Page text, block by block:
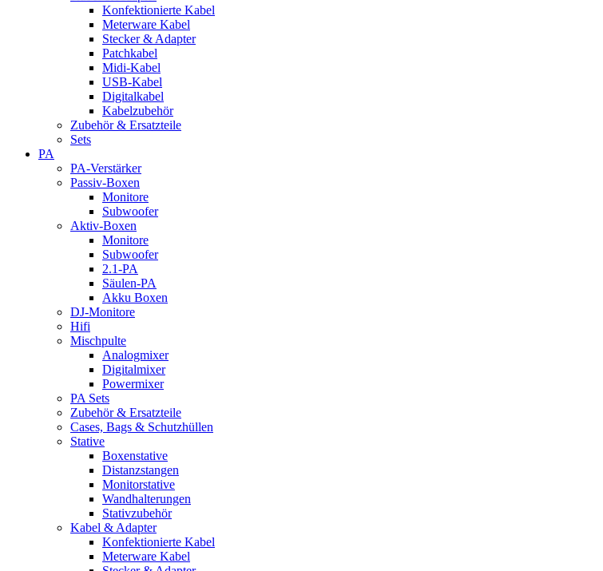
Konfektionierte Kabel
Meterware Kabel
Stecker & Adapter
Patchkabel
Midi-Kabel
USB-Kabel
Digitalkabel
Kabelzubehör
Zubehör & Ersatzteile
Sets
PA
PA-Verstärker
Passiv-Boxen
Monitore
Subwoofer
Aktiv-Boxen
Monitore
Subwoofer
2.1-PA
Säulen-PA
Akku Boxen
DJ-Monitore
Hifi
Mischpulte
Analogmixer
Digitalmixer
Powermixer
PA Sets
Zubehör & Ersatzteile
Cases, Bags & Schutzhüllen
Stative
Boxenstative
Distanzstangen
Monitorstative
Wandhalterungen
Stativzubehör
Kabel & Adapter
Konfektionierte Kabel
Meterware Kabel